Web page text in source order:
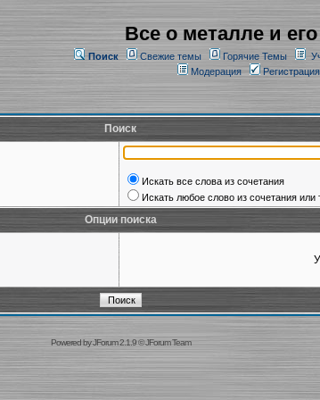
Все о металле и
Поиск Свежие темы Горячие Темы
Модерация
Регистрация
Поиск
Искать все слова из сочетания
Искать любое слово из сочетания или
Опции поиска
Powered byJForum 2.1.9©JForum Team